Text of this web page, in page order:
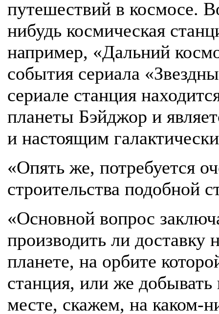
путешествий в космосе.
нибудь космическая
например, «Дальний
события сериала
сериале станция
планеты Бэйджор и
и настоящим
«Опять же, потребуется
строительства подобной
«Основной вопрос
производить ли доставку
планете, на орбите
станция, или же
месте, скажем, на каком-